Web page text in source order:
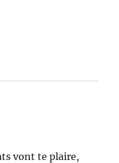
vont te plaire,